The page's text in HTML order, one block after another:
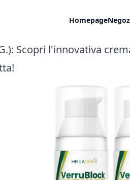
Homepage
Scopri l'innovativa